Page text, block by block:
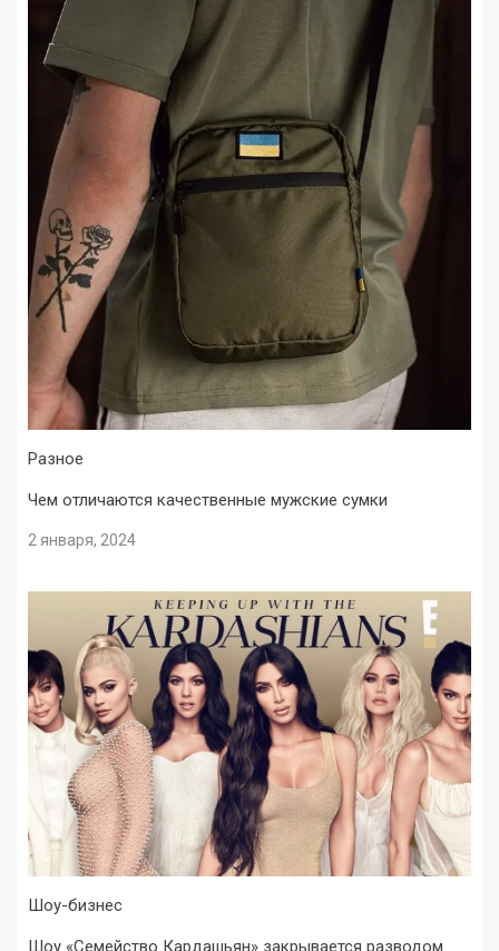
Разное
Чем отличаются качественные мужские сумки
2 января, 2024
Шоу-бизнес
Шоу «Семейство Кардашьян» закрывается разводом